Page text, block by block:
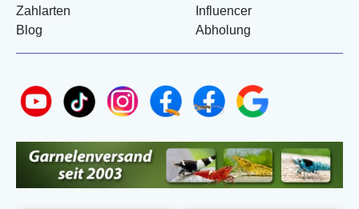
Zahlarten
Blog
Influencer
Abholung